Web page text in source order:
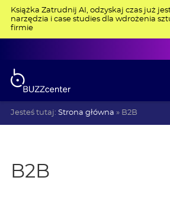
Książka Zatrudnij AI, odzyskaj czas już
narzędzia i case studies dla wdrożenia
firmie
Jesteś tutaj: Strona główna » B2B
B2B